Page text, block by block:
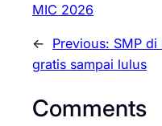
MIC 2026
← Previous: SMP
gratis sampai lulus
Comments